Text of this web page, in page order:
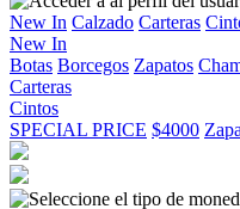
New In Calzado Carteras
New In
Botas Borcegos Zapatos
Carteras
Cintos
SPECIAL PRICE $4000